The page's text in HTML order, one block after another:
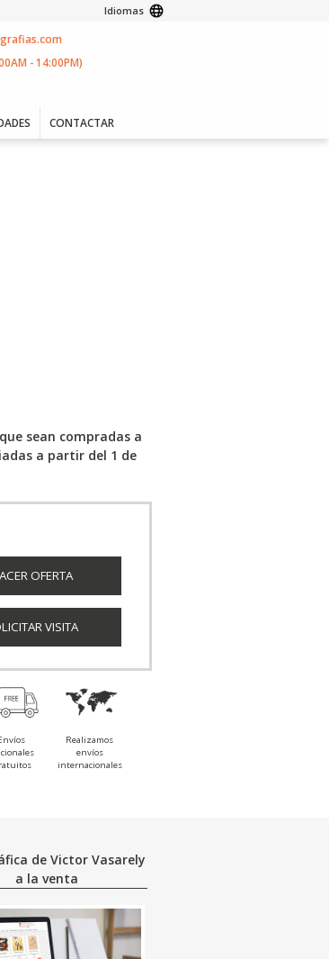
Idiomas
- 14:00PM)
CONTACTAR
sean compradas a
a partir del 1 de
OFERTA
VISITA
Realizamos
envíos
internacionales
de Victor Vasarely
a la venta